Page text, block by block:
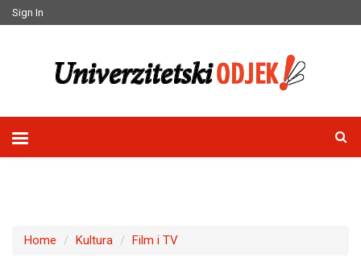
Sign In
Home Kultura Film i TV